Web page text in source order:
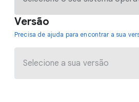
Versão
Precisa de ajuda para encontrar a sua